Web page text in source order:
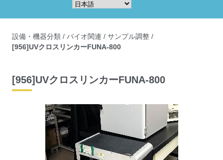
設備・機器分類 / バイオ関連 / サンプル調整 /
[956]UVクロスリンカーFUNA-800
[956]UVクロスリンカーFUNA-800